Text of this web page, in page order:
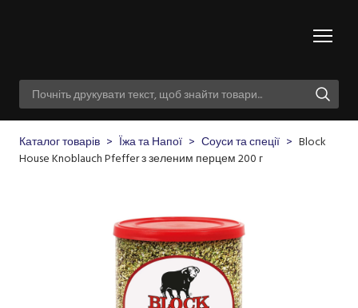
Каталог товарів Їжа та Напої Соуси та спеції
Block
House Knoblauch Pfeffer з зеленим перцем 200 г